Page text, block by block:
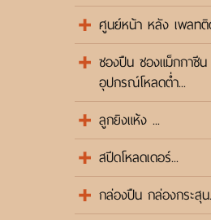
ค้นหาสินค้า
ติดต่อเรา
ศูนย์หน้า หลัง เพลทติ
ซองปืน ซองแม็กกาซี
อุปกรณ์โหลดต่ำ...
ลูกยิงแห้ง ...
สปีดโหลดเดอร์...
กล่องปืน กล่องกระสุน